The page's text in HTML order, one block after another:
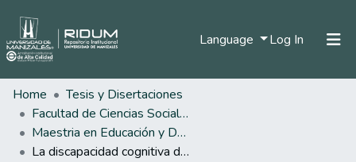
Language Log In (current)
Home
Tesis y Disertaciones
Facultad de Ciencias Sociales y Humanas
Maestria en Educación y Desarrollo Humano
La discapacidad cognitiva desde la inclusión pedagógica en la ciudad de Manizales Caldas.